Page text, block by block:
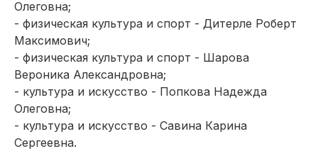
Олеговна;
- физическая культура и спорт - Дитерле Роберт
Максимович;
- физическая культура и спорт - Шарова
Вероника Александровна;
- культура и искусство - Попкова Надежда
Олеговна;
- культура и искусство - Савина Карина
Сергеевна.